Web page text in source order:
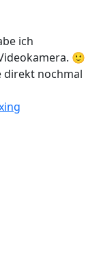
ich
🙂
direkt nochmal